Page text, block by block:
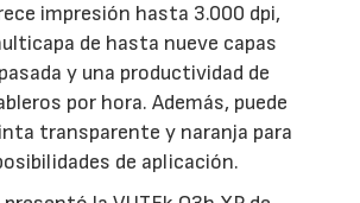
impresión hasta 3.000 dpi,
de hasta nueve capas
y una productividad de
por hora. Además, puede
transparente y naranja para
de aplicación.